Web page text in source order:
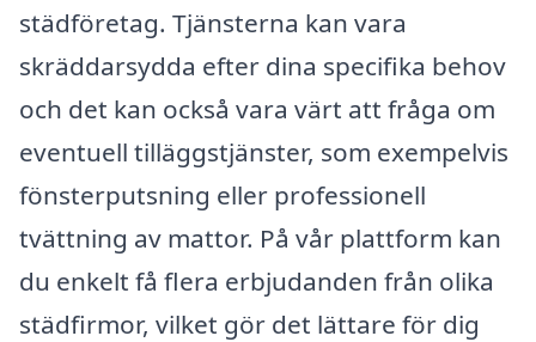
städföretag. Tjänsterna kan vara
skräddarsydda efter dina specifika behov
och det kan också vara värt att fråga om
eventuell tilläggstjänster, som exempelvis
fönsterputsning eller professionell
tvättning av mattor. På vår plattform kan
du enkelt få flera erbjudanden från olika
städfirmor, vilket gör det lättare för dig